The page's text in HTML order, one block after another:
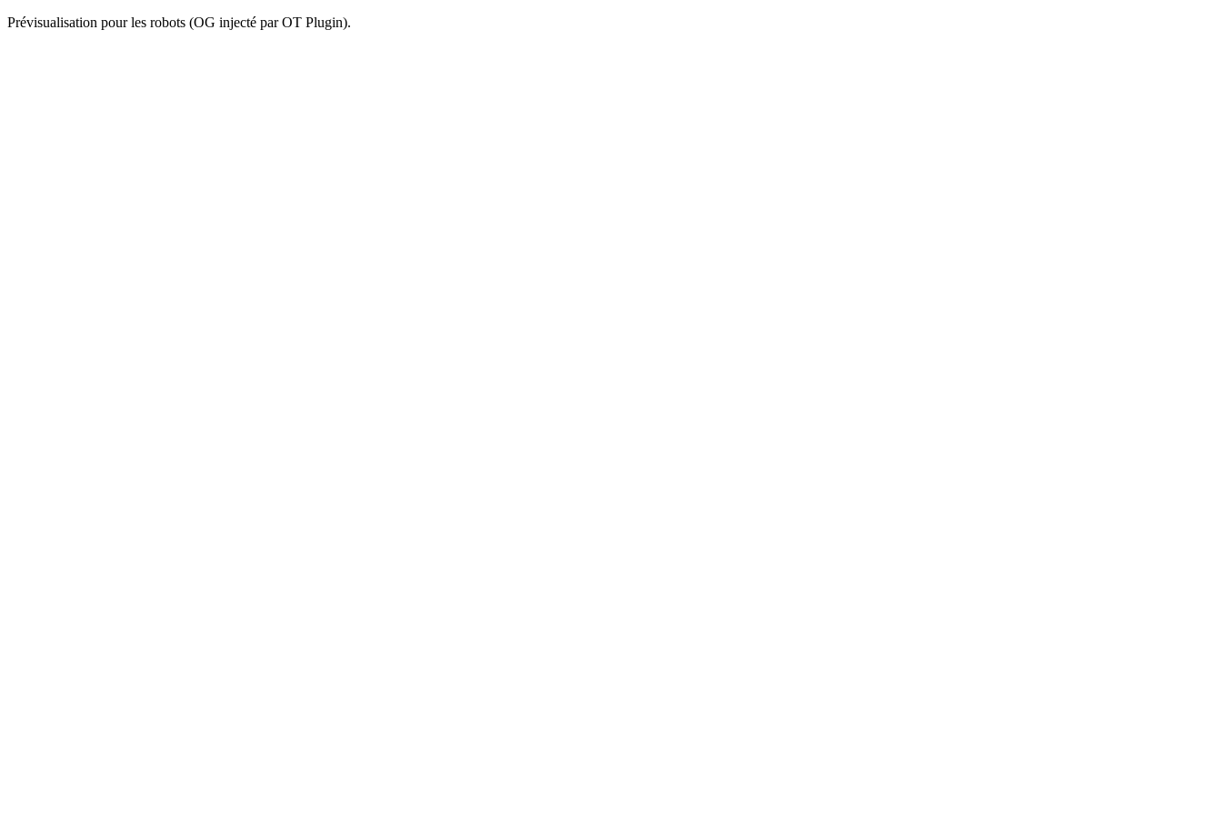
Prévisualisation pour les robots (OG injecté par OT Plugin).